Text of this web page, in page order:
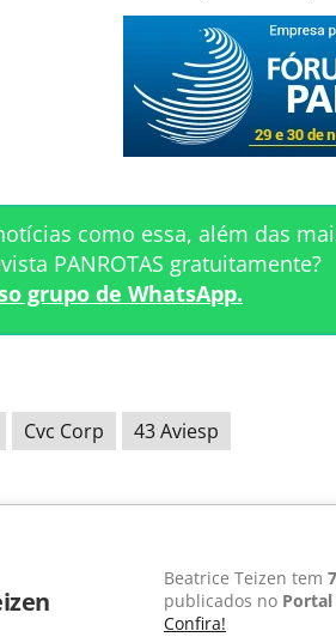
como essa, além das
PANROTAS gratuitamente?
grupo de WhatsApp.
Cvc Corp 43 Aviesp
Beatrice Teizen tem
publicados no Portal
Confira!